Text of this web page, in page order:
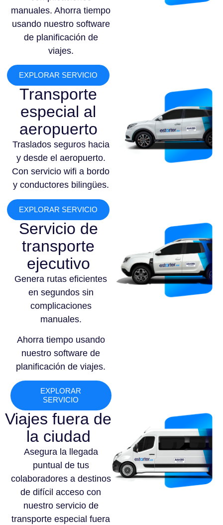
manuales. Ahorra tiempo
usando nuestro software
de planificación de
viajes.
EXPLORAR SERVICIO
Transporte
especial al
aeropuerto
Traslados seguros hacia
y desde el aeropuerto.
Con servicio wifi a bordo
y conductores bilingües.
EXPLORAR SERVICIO
Servicio de
transporte
ejecutivo
Genera rutas eficientes
en segundos sin
complicaciones
manuales.
Ahorra tiempo usando
nuestro software de
planificación de viajes.
EXPLORAR
SERVICIO
Viajes fuera de
la ciudad
Asegura la llegada
puntual de tus
colaboradores a destinos
de difícil acceso con
nuestro servicio de
transporte especial fuera